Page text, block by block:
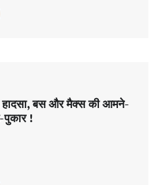
हादसा, बस और मैक्स की आमने-
पुकार !